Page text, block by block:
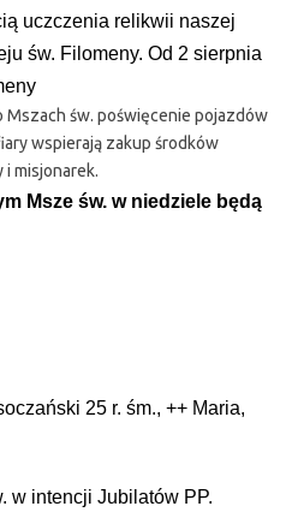
uczczenia relikwii naszej
św. Filomeny. Od 2 sierpnia
św. poświęcenie pojazdów
wspierają zakup środków
misjonarek.
Msze św. w niedziele będą
25 r. śm., ++ Maria,
w intencji Jubilatów PP.